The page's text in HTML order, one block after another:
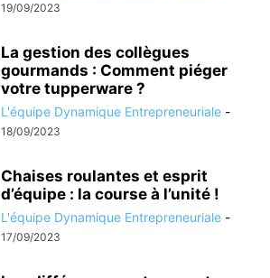
19/09/2023
La gestion des collègues
gourmands : Comment piéger
votre tupperware ?
L'équipe Dynamique Entrepreneuriale -
18/09/2023
Chaises roulantes et esprit
d’équipe : la course à l’unité !
L'équipe Dynamique Entrepreneuriale -
17/09/2023